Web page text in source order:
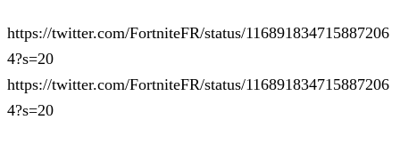
https://twitter.com/FortniteFR/status/116891834715887206
4?s=20
https://twitter.com/FortniteFR/status/116891834715887206
4?s=20